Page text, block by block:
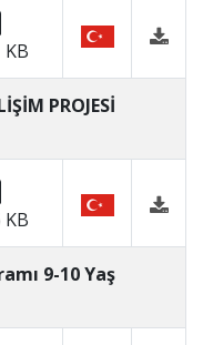
KB
PROJESİ
KB
9-10 Yaş